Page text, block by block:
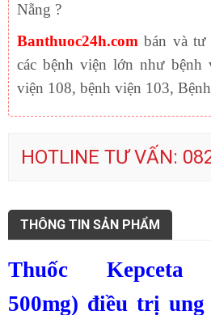
Nẵng ?
Banthuoc24h.com bán và tư
các bệnh viện lớn như bệnh
viện 108, bệnh viện 103,
HOTLINE TƯ VẤN:
THÔNG TIN SẢN PHẨM
Thuốc Kepceta
500mg) điều trị